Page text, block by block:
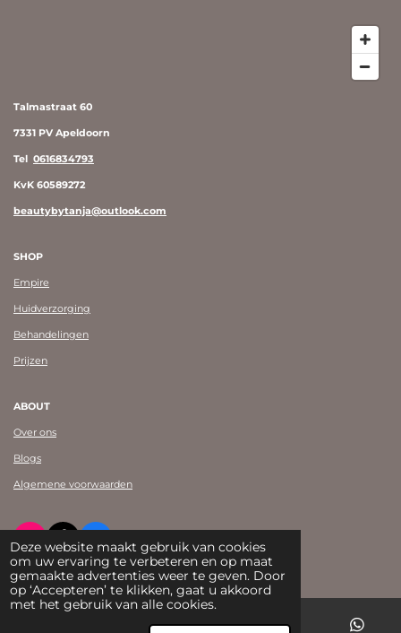
Deze website maakt gebruik van cookies
om uw ervaring te verbeteren en op maat
gemaakte advertenties weer te geven. Door
op ‘Accepteren’ te klikken, gaat u akkoord
met het gebruik van alle cookies.
Talmastraat 60
7331 PV Apeldoorn
Tel 0616834793
KvK 60589272
beautybytanja@outlook.com
SHOP
Empire
Huidverzorging
Behandelingen
Prijzen
ABOUT
Over ons
Blogs
Algemene voorwaarden
I
n
s
t
a
T
i
k
T
o
k
F
a
c
e
b
© Beauty by Tanja Shearman 2023